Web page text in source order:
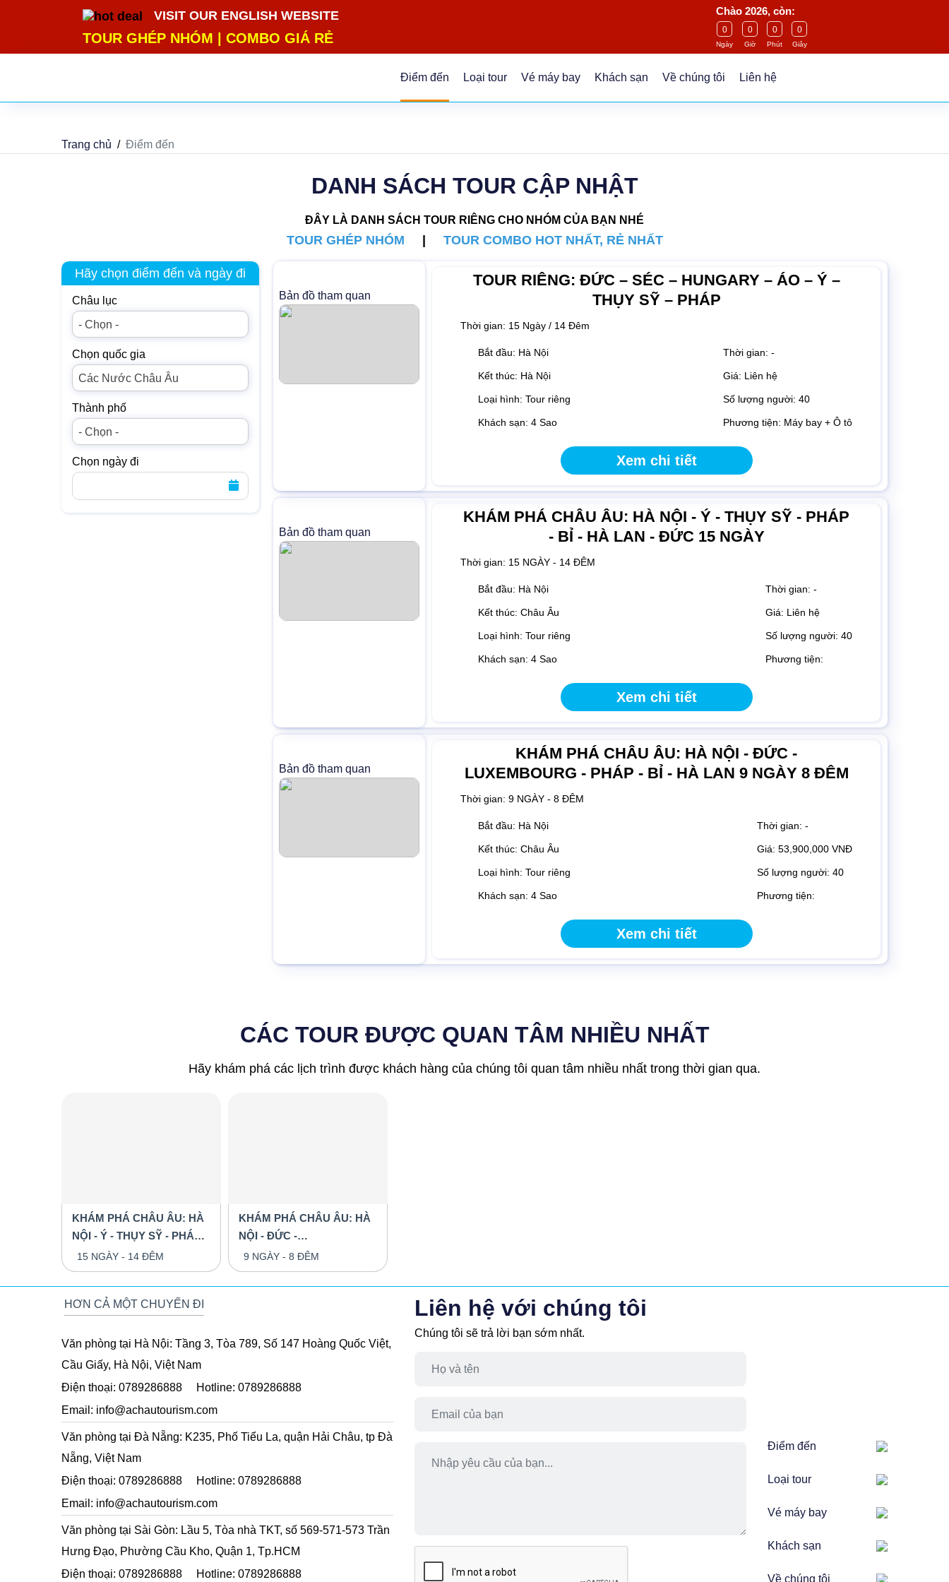
google-site-verification=m5E2Wdh9smCITK2H8el2HbH_4GB4-ASMCWK68H9ia_U
VISIT OUR ENGLISH WEBSITE
TOUR GHÉP NHÓM COMBO GIÁ RẺ
Chào 2026, còn:
0
Ngày
0
Giờ
0
Phút
0
Giây
Điểm đến Loại tour Vé máy bay Khách sạn Về chúng tôi Liên hệ
Trang chủ Điểm đến
DANH SÁCH TOUR CẬP NHẬT
ĐÂY LÀ DANH SÁCH TOUR RIÊNG CHO NHÓM CỦA BẠN NHÉ
TOUR GHÉP NHÓM TOUR COMBO HOT NHẤT, RẺ NHẤT
Hãy chọn điểm đến và ngày đi
Châu lục
- Chọn -
Chọn quốc gia
Các Nước Châu Âu
Thành phố
- Chọn -
Chọn ngày đi
Bản đồ tham quan
TOUR RIÊNG: ĐỨC – SÉC – HUNGARY – ÁO – Ý –
THỤY SỸ – PHÁP
Thời gian: 15 Ngày / 14 Đêm
Bắt đầu: Hà Nội
Kết thúc: Hà Nội
Loại hình: Tour riêng
Khách sạn: 4 Sao
Thời gian: -
Giá: Liên hệ
Số lượng người: 40
Phương tiện: Máy bay + Ô tô
Xem chi tiết
Bản đồ tham quan
KHÁM PHÁ CHÂU ÂU: HÀ NỘI - Ý - THỤY SỸ - PHÁP
- BỈ - HÀ LAN - ĐỨC 15 NGÀY
Thời gian: 15 NGÀY - 14 ĐÊM
Bắt đầu: Hà Nội
Kết thúc: Châu Âu
Loại hình: Tour riêng
Khách sạn: 4 Sao
Thời gian: -
Giá: Liên hệ
Số lượng người: 40
Phương tiện:
Xem chi tiết
Bản đồ tham quan
KHÁM PHÁ CHÂU ÂU: HÀ NỘI - ĐỨC -
LUXEMBOURG - PHÁP - BỈ - HÀ LAN 9 NGÀY 8 ĐÊM
Thời gian: 9 NGÀY - 8 ĐÊM
Bắt đầu: Hà Nội
Kết thúc: Châu Âu
Loại hình: Tour riêng
Khách sạn: 4 Sao
Thời gian: -
Giá: 53,900,000 VNĐ
Số lượng người: 40
Phương tiện:
Xem chi tiết
CÁC TOUR ĐƯỢC QUAN TÂM NHIỀU NHẤT
Hãy khám phá các lịch trình được khách hàng của chúng tôi quan tâm nhiều nhất trong thời gian qua.
KHÁM PHÁ CHÂU ÂU: HÀ
NỘI - Ý - THỤY SỸ - PHÁP -
BỈ - HÀ LAN - ĐỨC 15
NGÀY
15 NGÀY - 14 ĐÊM
KHÁM PHÁ CHÂU ÂU: HÀ
NỘI - ĐỨC -
LUXEMBOURG - PHÁP - BỈ
- HÀ LAN 9 NGÀY 8 ĐÊM
9 NGÀY - 8 ĐÊM
HƠN CẢ MỘT CHUYẾN ĐI
Văn phòng tại Hà Nội: Tầng 3, Tòa 789, Số 147 Hoàng Quốc Việt,
Cầu Giấy, Hà Nội, Việt Nam
Điện thoại: 0789286888 Hotline: 0789286888
Email: info@achautourism.com
Văn phòng tại Đà Nẵng: K235, Phố Tiểu La, quận Hải Châu, tp Đà
Nẵng, Việt Nam
Điện thoại: 0789286888 Hotline: 0789286888
Email: info@achautourism.com
Văn phòng tại Sài Gòn: Lầu 5, Tòa nhà TKT, số 569-571-573 Trần
Hưng Đạo, Phường Cầu Kho, Quận 1, Tp.HCM
Điện thoại: 0789286888 Hotline: 0789286888
Liên hệ với chúng tôi
Chúng tôi sẽ trả lời bạn sớm nhất.
Điểm đến
Loại tour
Vé máy bay
Khách sạn
Về chúng tôi